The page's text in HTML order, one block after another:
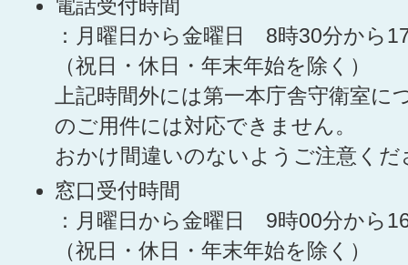
電話受付時間
：月曜日から金曜日 8時30分から
（祝日・休日・年末年始を除く）
上記時間外には第一本庁舎守衛室に
のご用件には対応できません。
おかけ間違いのないようご注意くだ
窓口受付時間
：月曜日から金曜日 9時00分から
（祝日・休日・年末年始を除く）